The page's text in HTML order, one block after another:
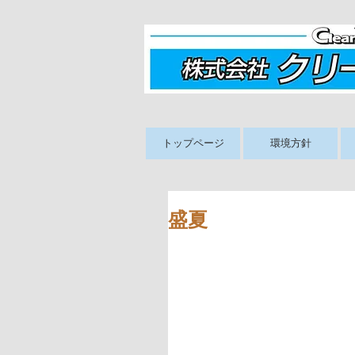
トップページ 環境方針
盛夏